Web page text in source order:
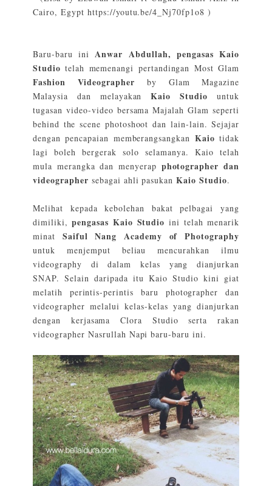
Cairo, Egypt https://youtu.be/4_Nj70fp1o8 )
Baru-baru iniAnwar Abdullah, pengasas Kaio
Studiotelah memenangi pertandingan Most Glam
Fashion Videographer by Glam Magazine
Malaysia dan melayakanKaio Studiountuk
tugasan video-video bersama Majalah Glam seperti
behind the scene photoshoot dan lain-lain. Sejajar
dengan pencapaian memberangsangkan Kaio tidak
lagi boleh bergerak solo selamanya. Kaio telah
mula merangka dan menyerap photographer dan
videographer sebagai ahli pasukanKaio Studio.
Melihat kepada kebolehan bakat pelbagai yang
dimiliki,pengasas Kaio Studio ini telah menarik
minat Saiful Nang Academy of Photography
untuk menjemput beliau mencurahkan ilmu
videography di dalam kelas yang dianjurkan
SNAP. Selain daripada itu Kaio Studio kini giat
melatih perintis-perintis baru photographer dan
videographer melalui kelas-kelas yang dianjurkan
dengan kerjasama Clora Studio serta rakan
videographer Nasrullah Napi baru-baru ini.